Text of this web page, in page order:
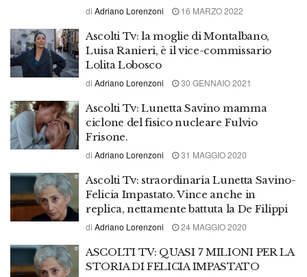
di Adriano Lorenzoni 16 MARZO 2022
Ascolti Tv: la moglie di Montalbano,
Luisa Ranieri, è il vice-commissario
Lolita Lobosco
di Adriano Lorenzoni 30 GENNAIO 2021
Ascolti Tv: Lunetta Savino mamma
ciclone del fisico nucleare Fulvio
Frisone.
di Adriano Lorenzoni 31 MAGGIO 2020
Ascolti Tv: straordinaria Lunetta Savino-
Felicia Impastato. Vince anche in
replica, nettamente battuta la De Filippi
di Adriano Lorenzoni 24 MAGGIO 2020
ASCOLTI TV: QUASI 7 MILIONI PER LA
STORIA DI FELICIA IMPASTATO